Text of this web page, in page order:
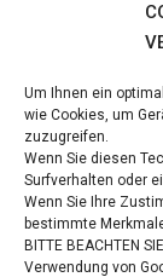
Um Ihnen ein
wie Cookies, um
zuzugreifen.
Wenn Sie diesen
Surfverhalten oder
Wenn Sie Ihre
bestimmte
BITTE BEACHTEN
Verwendung von
Delight & Style
VERTRAG